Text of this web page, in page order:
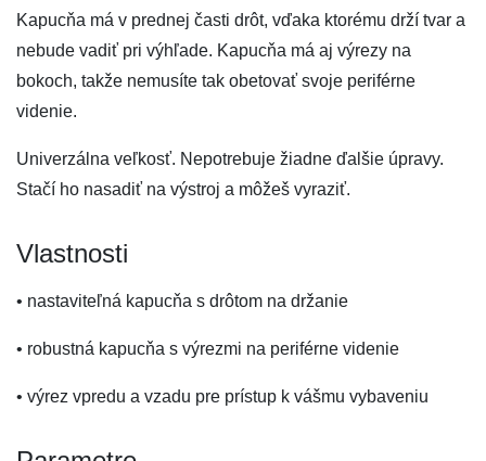
Kapucňa má v prednej časti drôt, vďaka ktorému drží tvar a
nebude vadiť pri výhľade. Kapucňa má aj výrezy na
bokoch, takže nemusíte tak obetovať svoje periférne
videnie.
Univerzálna veľkosť. Nepotrebuje žiadne ďalšie úpravy.
Stačí ho nasadiť na výstroj a môžeš vyraziť.
Vlastnosti
• nastaviteľná kapucňa s drôtom na držanie
• robustná kapucňa s výrezmi na periférne videnie
• výrez vpredu a vzadu pre prístup k vášmu vybaveniu